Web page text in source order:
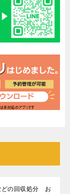
どの回収処分 お